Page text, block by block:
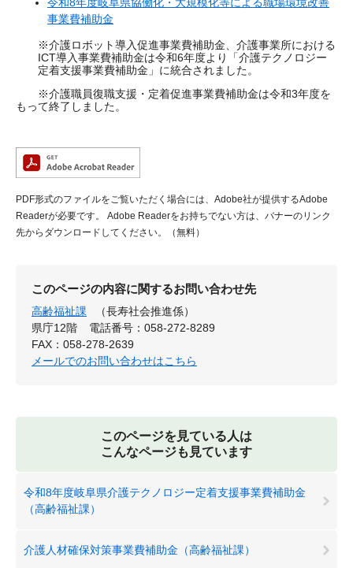
事業費補助金
※介護ロボット導入促進事業費補助金、介護事業所における
ICT導入事業費補助金は令和6年度より「介護テクノロジー
定着支援事業費補助金」に統合されました。
※介護職員復職支援・定着促進事業費補助金は令和3年度を
もって終了しました。
PDF形式のファイルをご覧いただく場合には、Adobe社が提供するAdobe
Readerが必要です。
Adobe Readerをお持ちでない方は、バナーのリンク
先からダウンロードしてください。（無料）
このページの内容に関するお問い合わせ先
高齢福祉課
（長寿社会推進係）
県庁12階
電話番号：058-272-8289
FAX：058-278-2639
メールでのお問い合わせはこちら
このページを見ている人は
こんなページも見ています
令和8年度岐阜県介護テクノロジー定着支援事業費補助金
（高齢福祉課）
介護人材確保対策事業費補助金（高齢福祉課）